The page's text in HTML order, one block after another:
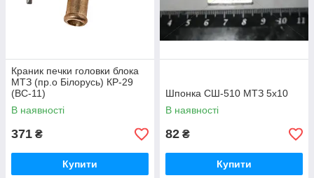
Краник печки головки блока
МТЗ (пр.о Білорусь) КР-29
(ВС-11)
В наявності
371 ₴
Купити
Шпонка СШ-510 МТЗ 5х10
В наявності
82 ₴
Купити